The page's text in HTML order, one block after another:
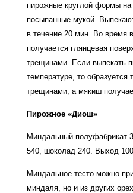
пирожные круглой формы
посыпанные мукой.
в течение 20 мин. Во время
получается глянцевая
трещинами. Если выпекать
температуре, то образуется
трещинами, а мякиш
Пирожное «Диош»
Миндальный полуфабрикат
540, шоколад 240. Выход
Миндальное тесто можно
миндаля, но и из других